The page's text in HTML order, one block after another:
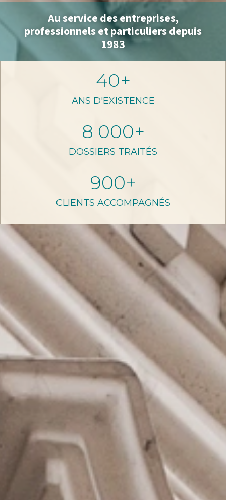
Au service des entreprises,
professionnels et particuliers depuis
1983
ANS D'EXISTENCE
40+
DOSSIERS TRAITÉS
8 000+
CLIENTS ACCOMPAGNÉS
900+